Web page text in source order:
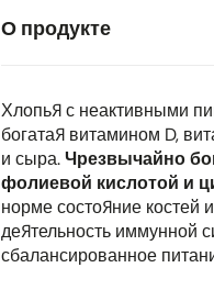
О продукте
Хлопья с неактивными
богатая витамином D,
и сыра.Чрезвычайно
фолиевой кислотой и
норме состояние
деятельность иммунной
сбалансированное